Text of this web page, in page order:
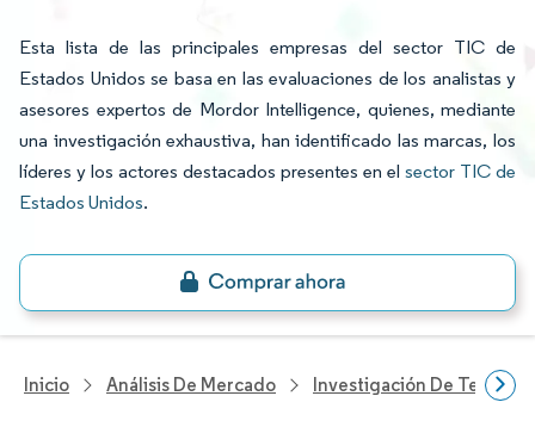
Esta lista de las principales empresas del sector TIC de
Estados Unidos se basa en las evaluaciones de los analistas y
asesores expertos de Mordor Intelligence, quienes, mediante
una investigación exhaustiva, han identificado las marcas, los
líderes y los actores destacados presentes en el sector TIC de
Estados Unidos.
Inicio Análisis De Mercado Investigación De